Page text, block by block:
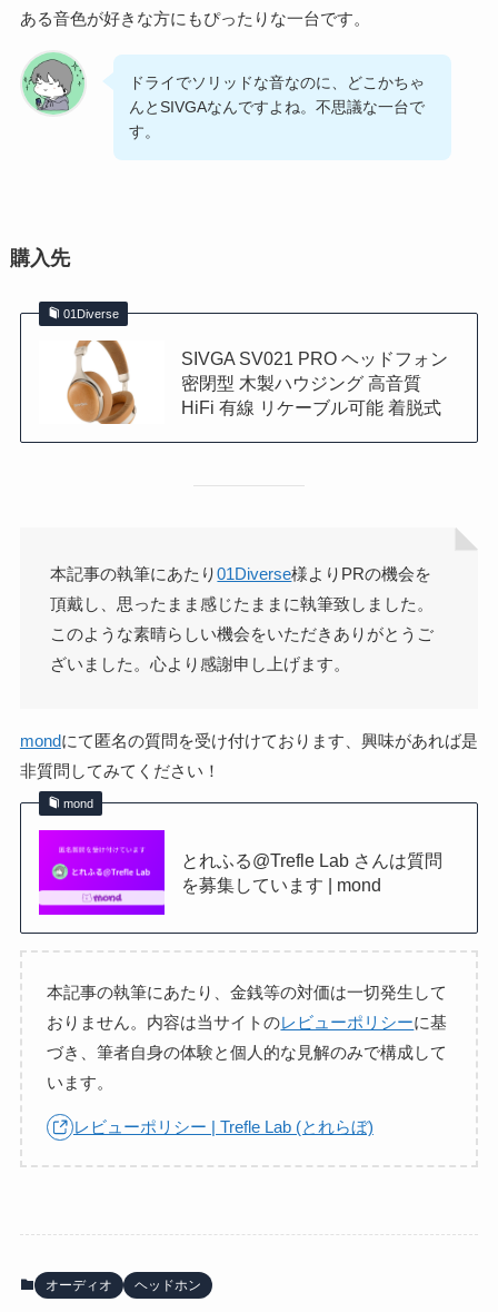
ある音色が好きな方にもぴったりな一台です。
ドライでソリッドな音なのに、どこかちゃ
んとSIVGAなんですよね。不思議な一台で
す。
購入先
01Diverse
SIVGA SV021 PRO ヘッドフォン
密閉型 木製ハウジング 高音質
HiFi 有線 リケーブル可能 着脱式
本記事の執筆にあたり01Diverse様よりPRの機会を
頂戴し、思ったまま感じたままに執筆致しました。
このような素晴らしい機会をいただきありがとうご
ざいました。心より感謝申し上げます。
mondにて匿名の質問を受け付けております、興味があれば是
非質問してみてください！
mond
とれふる@Trefle Lab さんは質問
を募集しています | mond
本記事の執筆にあたり、金銭等の対価は一切発生して
おりません。内容は当サイトのレビューポリシーに基
づき、筆者自身の体験と個人的な見解のみで構成して
います。
レビューポリシー | Trefle Lab (とれらぼ)
オーディオ ヘッドホン